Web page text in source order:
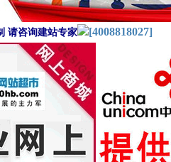
请咨询建站专家 [4008818027]